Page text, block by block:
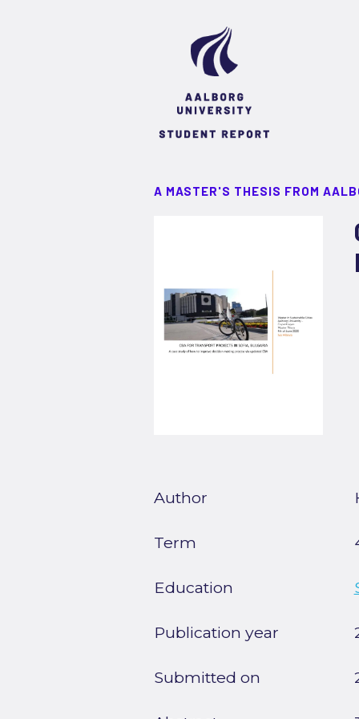
A MASTER'S THESIS FROM
Author
Term
Education
Publication year
Submitted on